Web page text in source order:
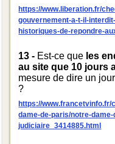
https://www.liberation.fr/
gouvernement-a-t-il-
historiques-de-repondre-
13 - Est-ce que les
au site que 10 jours
mesure de dire un
?
https://www.francetvinfo.fr/
dame-de-paris/notre-
judiciaire_3414885.html